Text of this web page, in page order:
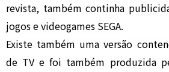
revista, também continha
jogos e videogames SEGA.
Existe também uma versão
de TV e foi também produzida